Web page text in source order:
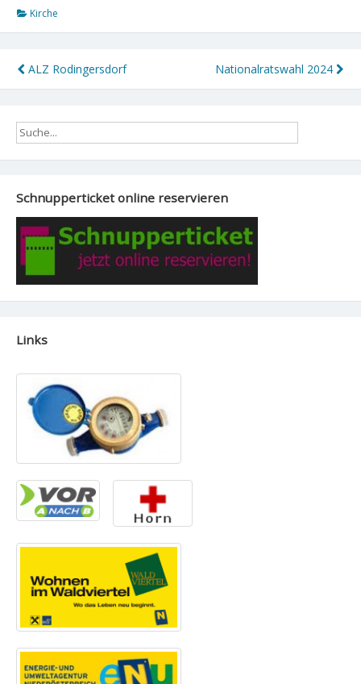
Kirche
Beitragsnavigation
ALZ Rodingersdorf Nationalratswahl 2024
Schnupperticket online reservieren
Links